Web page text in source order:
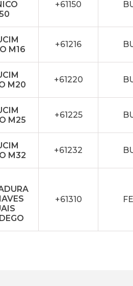
+61150
+61216
+61220
+61225
+61232
+61310